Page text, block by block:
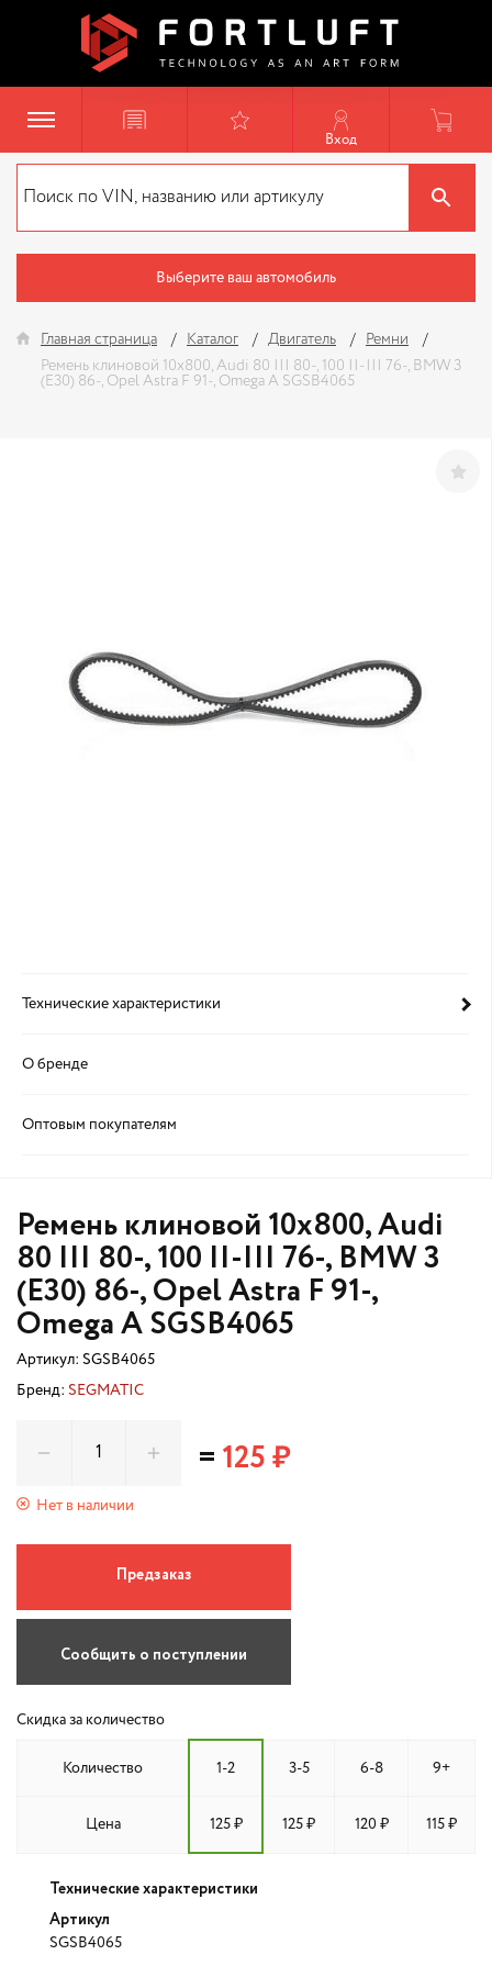
Вход
Выберите ваш автомобиль
Главная страница Каталог Двигатель
Ремни
Ремень клиновой 10x800, Audi 80 III 80-, 100 II-III 76-, BMW 3
(E30) 86-, Opel Astra F 91-, Omega A SGSB4065
Технические характеристики
О бренде
Оптовым покупателям
Ремень клиновой 10x800, Audi
80 III 80-, 100 II-III 76-, BMW 3
(E30) 86-, Opel Astra F 91-,
Omega A SGSB4065
Артикул: SGSB4065
Бренд: SEGMATIC
Нет в наличии
=125 ₽
Предзаказ
Сообщить о поступлении
Скидка за количество
Количество 1-2 3-5 6-8 9+
Цена 125 ₽ 125 ₽ 120 ₽ 115 ₽
Технические характеристики
Артикул
SGSB4065